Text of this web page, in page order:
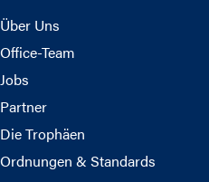
Über Uns
Office-Team
Jobs
Partner
Die Trophäen
Ordnungen & Standards